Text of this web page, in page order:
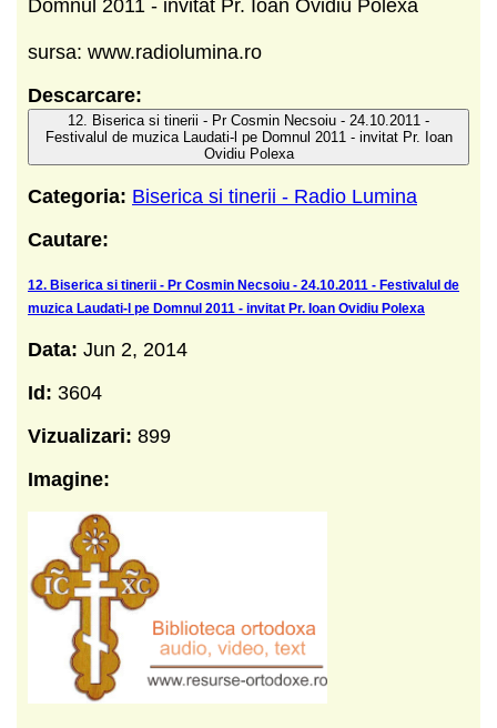
Domnul 2011 - invitat Pr. Ioan Ovidiu Polexa
sursa: www.radiolumina.ro
Descarcare:
12. Biserica si tinerii - Pr Cosmin Necsoiu - 24.10.2011 -
Festivalul de muzica Laudati-l pe Domnul 2011 - invitat Pr. Ioan
Ovidiu Polexa
Categoria: Biserica si tinerii - Radio Lumina
Cautare:
12. Biserica si tinerii - Pr Cosmin Necsoiu - 24.10.2011 - Festivalul de
muzica Laudati-l pe Domnul 2011 - invitat Pr. Ioan Ovidiu Polexa
Data: Jun 2, 2014
Id: 3604
Vizualizari: 899
Imagine: